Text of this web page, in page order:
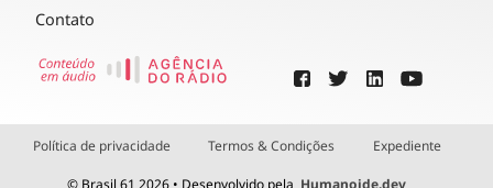
Contato
Política de privacidade Termos & Condições Expediente
© Brasil 61 2026 • Desenvolvido pela Humanoide.dev